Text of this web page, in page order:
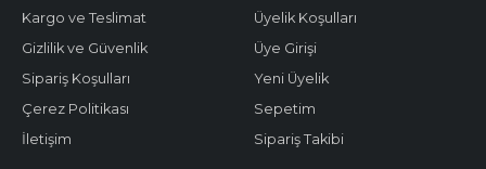
Kargo ve Teslimat
Gizlilik ve Güvenlik
Sipariş Koşulları
Çerez Politikası
İletişim
Üyelik Koşulları
Üye Girişi
Yeni Üyelik
Sepetim
Sipariş Takibi